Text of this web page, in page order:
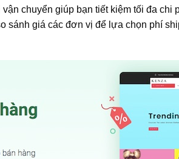
chuyển giúp bạn tiết kiệm tối đa chi
sánh giá các đơn vị để lựa chọn phí